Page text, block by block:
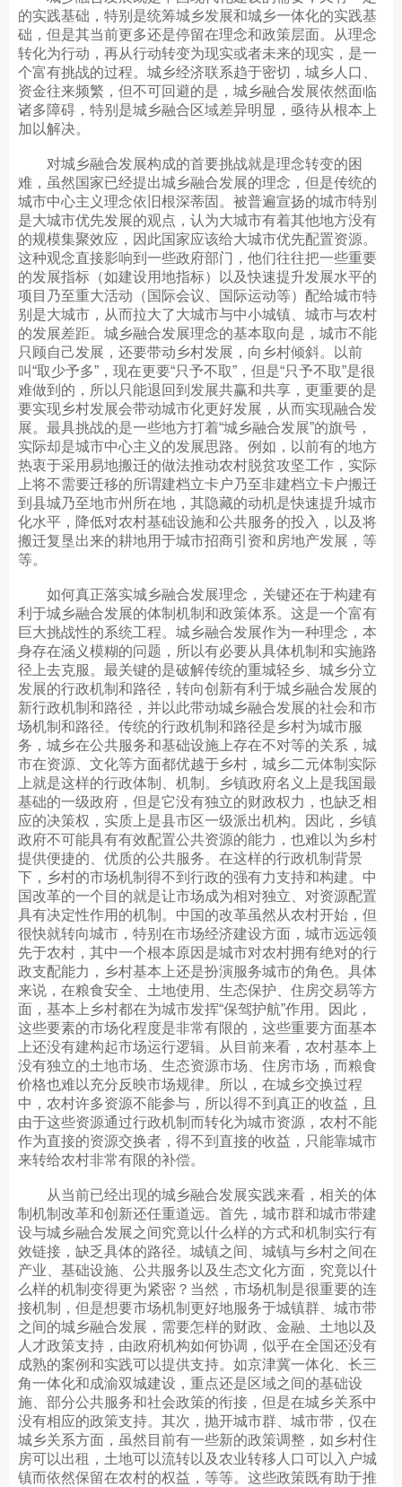
的实践基础，特别是统筹城乡发展和城乡一体化的实践基
础，但是其当前更多还是停留在理念和政策层面。从理念
转化为行动，再从行动转变为现实或者未来的现实，是一
个富有挑战的过程。城乡经济联系趋于密切，城乡人口、
资金往来频繁，但不可回避的是，城乡融合发展依然面临
诸多障碍，特别是城乡融合区域差异明显，亟待从根本上
加以解决。
对城乡融合发展构成的首要挑战就是理念转变的困
难，虽然国家已经提出城乡融合发展的理念，但是传统的
城市中心主义理念依旧根深蒂固。被普遍宣扬的城市特别
是大城市优先发展的观点，认为大城市有着其他地方没有
的规模集聚效应，因此国家应该给大城市优先配置资源。
这种观念直接影响到一些政府部门，他们往往把一些重要
的发展指标（如建设用地指标）以及快速提升发展水平的
项目乃至重大活动（国际会议、国际运动等）配给城市特
别是大城市，从而拉大了大城市与中小城镇、城市与农村
的发展差距。城乡融合发展理念的基本取向是，城市不能
只顾自己发展，还要带动乡村发展，向乡村倾斜。以前
叫“取少予多”，现在更要“只予不取”，但是“只予不取”是很
难做到的，所以只能退回到发展共赢和共享，更重要的是
要实现乡村发展会带动城市化更好发展，从而实现融合发
展。最具挑战的是一些地方打着“城乡融合发展”的旗号，
实际却是城市中心主义的发展思路。例如，以前有的地方
热衷于采用易地搬迁的做法推动农村脱贫攻坚工作，实际
上将不需要迁移的所谓建档立卡户乃至非建档立卡户搬迁
到县城乃至地市州所在地，其隐藏的动机是快速提升城市
化水平，降低对农村基础设施和公共服务的投入，以及将
搬迁复垦出来的耕地用于城市招商引资和房地产发展，等
等。
如何真正落实城乡融合发展理念，关键还在于构建有
利于城乡融合发展的体制机制和政策体系。这是一个富有
巨大挑战性的系统工程。城乡融合发展作为一种理念，本
身存在涵义模糊的问题，所以有必要从具体机制和实施路
径上去克服。最关键的是破解传统的重城轻乡、城乡分立
发展的行政机制和路径，转向创新有利于城乡融合发展的
新行政机制和路径，并以此带动城乡融合发展的社会和市
场机制和路径。传统的行政机制和路径是乡村为城市服
务，城乡在公共服务和基础设施上存在不对等的关系，城
市在资源、文化等方面都优越于乡村，城乡二元体制实际
上就是这样的行政体制、机制。乡镇政府名义上是我国最
基础的一级政府，但是它没有独立的财政权力，也缺乏相
应的决策权，实质上是县市区一级派出机构。因此，乡镇
政府不可能具有有效配置公共资源的能力，也难以为乡村
提供便捷的、优质的公共服务。在这样的行政机制背景
下，乡村的市场机制得不到行政的强有力支持和构建。中
国改革的一个目的就是让市场成为相对独立、对资源配置
具有决定性作用的机制。中国的改革虽然从农村开始，但
很快就转向城市，特别在市场经济建设方面，城市远远领
先于农村，其中一个根本原因是城市对农村拥有绝对的行
政支配能力，乡村基本上还是扮演服务城市的角色。具体
来说，在粮食安全、土地使用、生态保护、住房交易等方
面，基本上乡村都在为城市发挥“保驾护航”作用。因此，
这些要素的市场化程度是非常有限的，这些重要方面基本
上还没有建构起市场运行逻辑。从目前来看，农村基本上
没有独立的土地市场、生态资源市场、住房市场，而粮食
价格也难以充分反映市场规律。所以，在城乡交换过程
中，农村许多资源不能参与，所以得不到真正的收益，且
由于这些资源通过行政机制而转化为城市资源，农村不能
作为直接的资源交换者，得不到直接的收益，只能靠城市
来转给农村非常有限的补偿。
从当前已经出现的城乡融合发展实践来看，相关的体
制机制改革和创新还任重道远。首先，城市群和城市带建
设与城乡融合发展之间究竟以什么样的方式和机制实行有
效链接，缺乏具体的路径。城镇之间、城镇与乡村之间在
产业、基础设施、公共服务以及生态文化方面，究竟以什
么样的机制变得更为紧密？当然，市场机制是很重要的连
接机制，但是想要市场机制更好地服务于城镇群、城市带
之间的城乡融合发展，需要怎样的财政、金融、土地以及
人才政策支持，由政府机构如何协调，似乎在全国还没有
成熟的案例和实践可以提供支持。如京津冀一体化、长三
角一体化和成渝双城建设，重点还是区域之间的基础设
施、部分公共服务和社会政策的衔接，但是在城乡关系中
没有相应的政策支持。其次，抛开城市群、城市带，仅在
城乡关系方面，虽然目前有一些新的政策调整，如乡村住
房可以出租，土地可以流转以及农业转移人口可以入户城
镇而依然保留在农村的权益，等等。这些政策既有助于推